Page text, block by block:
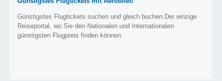
Günstigstes Flugtickets suchen und gleich buchen.Der einzige
Reiseportal, wo Sie den Nationalen und Internationalen
günstigsten Flugpreis finden können.